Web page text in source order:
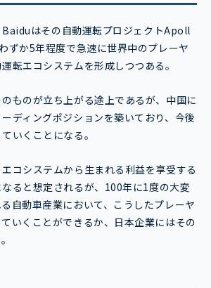
はその自動運転プロジェクトApoll
ずか5年程度で急速に世界中のプレーヤ
転エコシステムを形成しつつある。
ものが立ち上がる途上であるが、中国に
ディングポジションを築いており、今後
いくことになる。
コシステムから生まれる利益を享受する
ると想定されるが、100年に1度の大変
自動車産業において、こうしたプレーヤ
いくことができるか、日本企業にはその